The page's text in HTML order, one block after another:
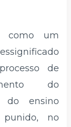
como um
de
do
do ensino
no